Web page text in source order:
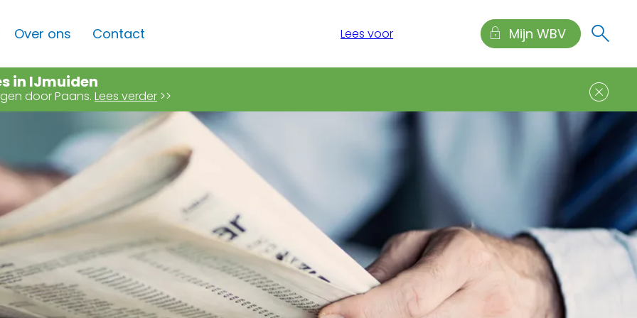
Over ons Contact Mijn WBV
Lees voor
in IJmuiden
door Paans. Lees verder >>